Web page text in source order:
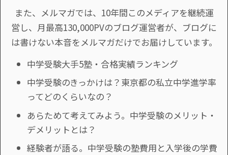
また、メルマガでは、10年間このメディアを継続運
営し、月最高130,000PVのブログ運営者が、ブログに
は書けない本音をメルマガだけでお届けしています。
中学受験大手5塾・合格実績ランキング
中学受験のきっかけは？東京都の私立中学進学率
ってどのくらいなの？
あらためて考えてみよう。中学受験のメリット・
デメリットとは？
経験者が語る。中学受験の塾費用と入学後の学費